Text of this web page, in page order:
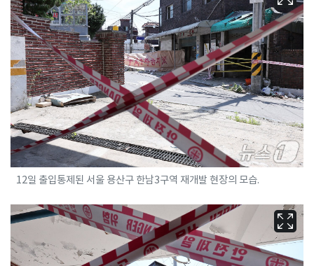
12일 출입통제된 서울 용산구 한남3구역 재개발 현장의 모습.